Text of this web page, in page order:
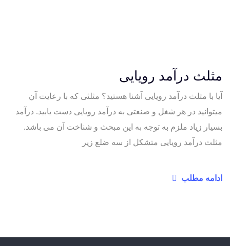
مثلث درآمد رویایی
آیا با مثلث درآمد رویایی آشنا هستید؟ مثلثی که با رعایت آن
میتوانید در هر شغل و صنعتی به درآمد رویایی دست یابید. درآمد
بسیار زیاد ملزم به توجه به این مبحث و شناخت آن می باشد.
مثلث درآمد رویایی متشکل از سه ضلع زیر
ادامه مطلب